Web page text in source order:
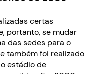
certas
portanto, se mudar
das sedes para o
também foi realizado
estádio de